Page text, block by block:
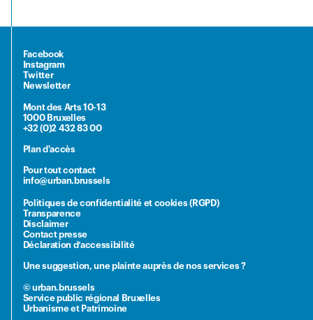
Facebook
Instagram
Twitter
Newsletter
Mont des Arts 10-13
1000 Bruxelles
+32 (0)2 432 83 00
Plan d'accès
Pour tout contact
info@urban.brussels
Politiques de confidentialité et cookies (RGPD)
Transparence
Disclaimer
Contact presse
Déclaration d’accessibilité
Une suggestion, une plainte auprès de nos services ?
© urban.brussels
Service public régional Bruxelles
Urbanisme et Patrimoine